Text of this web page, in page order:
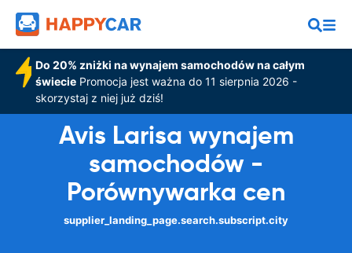
Do 20% zniżki na wynajem samochodów na całym
świeciePromocja jest ważna do 11 sierpnia 2026 -
skorzystaj z niej już dziś!
Avis Larisa wynajem
samochodów -
Porównywarka cen
supplier_landing_page.search.subscript.city